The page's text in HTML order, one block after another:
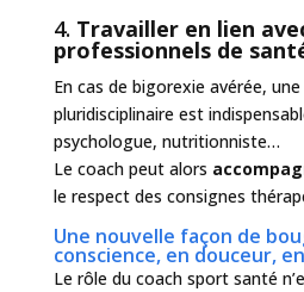
4. Travailler en lien
professionnels de
En cas de bigorexie avérée,
pluridisciplinaire est
psychologue, nutritionniste…
Le coach peut alors
le respect des consignes
Une nouvelle façon de
conscience, en douceur,
Le rôle du coach sport santé